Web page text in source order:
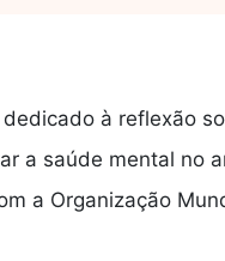
dedicado à reflexão
a saúde mental no
a Organização